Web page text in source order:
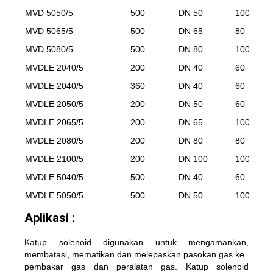
MVD 5050/5
500 DN 50
100
MVD 5065/5
500 DN 65
80
MVD 5080/5
500 DN 80
100
MVDLE 2040/5
200 DN 40
60
MVDLE 2040/5
360 DN 40
60
MVDLE 2050/5
200 DN 50
60
MVDLE 2065/5
200 DN 65
100
MVDLE 2080/5
200 DN 80
80
MVDLE 2100/5
200 DN 100
100
MVDLE 5040/5
500 DN 40
60
MVDLE 5050/5
500 DN 50 100
Aplikasi :
Katup solenoid digunakan untuk mengamankan,
membatasi, mematikan dan melepaskan pasokan gas ke
pembakar gas dan peralatan gas. Katup solenoid